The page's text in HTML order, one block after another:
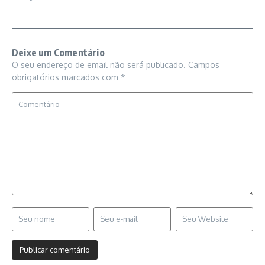
Deixe um Comentário
O seu endereço de email não será publicado. Campos
obrigatórios marcados com *